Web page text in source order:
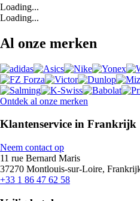
Loading...
Loading...
Al onze merken
Ontdek al onze merken
Klantenservice in Frankrijk
Neem contact op
11 rue Bernard Maris
37270 Montlouis-sur-Loire,
+33 1 86 47 62 58